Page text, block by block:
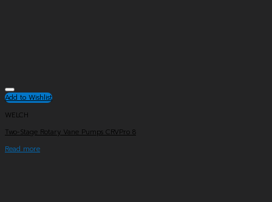
Add to Wishlist
WELCH
Two-Stage Rotary Vane Pumps CRVPro 8
Read more